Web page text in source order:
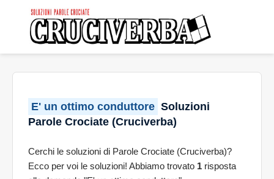
E' un ottimo conduttore Soluzioni
Parole Crociate (Cruciverba)
Cerchi le soluzioni di Parole Crociate (Cruciverba)?
Ecco per voi le soluzioni! Abbiamo trovato 1 risposta